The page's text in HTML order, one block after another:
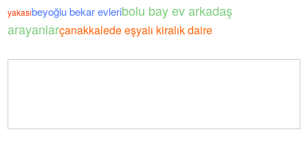
yakasıbeyoğlu bekar evleribolu bay ev arkadaş
arayanlarçanakkalede eşyalı kiralık daire